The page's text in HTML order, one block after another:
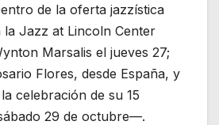
de la oferta jazzística
la Jazz at Lincoln Center
Marsalis el jueves 27;
Flores, desde España, y
celebración de su 15
29 de octubre—.